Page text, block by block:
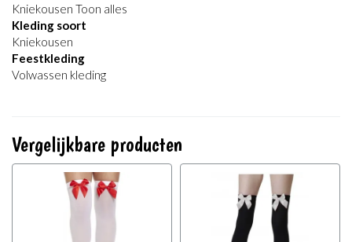
Kniekousen Toon alles
Kleding soort
Kniekousen
Feestkleding
Volwassen kleding
Vergelijkbare producten